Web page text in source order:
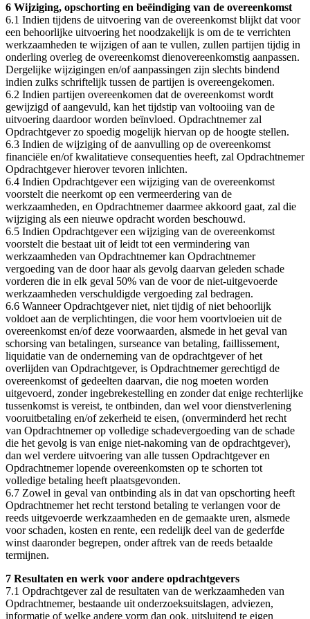
6 Wijziging, opschorting en beëindiging van de overeenkomst
6.1 Indien tijdens de uitvoering van de overeenkomst blijkt dat voor
een behoorlijke uitvoering het noodzakelijk is om de te verrichten
werkzaamheden te wijzigen of aan te vullen, zullen partijen tijdig in
onderling overleg de overeenkomst dienovereenkomstig aanpassen.
Dergelijke wijzigingen en/of aanpassingen zijn slechts bindend
indien zulks schriftelijk tussen de partijen is overeengekomen.
6.2 Indien partijen overeenkomen dat de overeenkomst wordt
gewijzigd of aangevuld, kan het tijdstip van voltooiing van de
uitvoering daardoor worden beïnvloed. Opdrachtnemer zal
Opdrachtgever zo spoedig mogelijk hiervan op de hoogte stellen.
6.3 Indien de wijziging of de aanvulling op de overeenkomst
financiële en/of kwalitatieve consequenties heeft, zal Opdrachtnemer
Opdrachtgever hierover tevoren inlichten.
6.4 Indien Opdrachtgever een wijziging van de overeenkomst
voorstelt die neerkomt op een vermeerdering van de
werkzaamheden, en Opdrachtnemer daarmee akkoord gaat, zal die
wijziging als een nieuwe opdracht worden beschouwd.
6.5 Indien Opdrachtgever een wijziging van de overeenkomst
voorstelt die bestaat uit of leidt tot een vermindering van
werkzaamheden van Opdrachtnemer kan Opdrachtnemer
vergoeding van de door haar als gevolg daarvan geleden schade
vorderen die in elk geval 50% van de voor de niet-uitgevoerde
werkzaamheden verschuldigde vergoeding zal bedragen.
6.6 Wanneer Opdrachtgever niet, niet tijdig of niet behoorlijk
voldoet aan de verplichtingen, die voor hem voortvloeien uit de
overeenkomst en/of deze voorwaarden, alsmede in het geval van
schorsing van betalingen, surseance van betaling, faillissement,
liquidatie van de onderneming van de opdrachtgever of het
overlijden van Opdrachtgever, is Opdrachtnemer gerechtigd de
overeenkomst of gedeelten daarvan, die nog moeten worden
uitgevoerd, zonder ingebrekestelling en zonder dat enige rechterlijke
tussenkomst is vereist, te ontbinden, dan wel voor dienstverlening
vooruitbetaling en/of zekerheid te eisen, (onverminderd het recht
van Opdrachtnemer op volledige schadevergoeding van de schade
die het gevolg is van enige niet-nakoming van de opdrachtgever),
dan wel verdere uitvoering van alle tussen Opdrachtgever en
Opdrachtnemer lopende overeenkomsten op te schorten tot
volledige betaling heeft plaatsgevonden.
6.7 Zowel in geval van ontbinding als in dat van opschorting heeft
Opdrachtnemer het recht terstond betaling te verlangen voor de
reeds uitgevoerde werkzaamheden en de gemaakte uren, alsmede
voor schaden, kosten en rente, een redelijk deel van de gederfde
winst daaronder begrepen, onder aftrek van de reeds betaalde
termijnen.
7 Resultaten en werk voor andere opdrachtgevers
7.1 Opdrachtgever zal de resultaten van de werkzaamheden van
Opdrachtnemer, bestaande uit onderzoeksuitslagen, adviezen,
informatie of welke andere vorm dan ook, uitsluitend te eigen